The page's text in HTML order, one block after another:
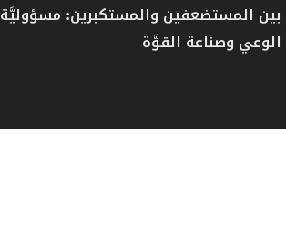
بين المستضعفين والمستكبرين: مسؤوليَّة
الوعي وصناعة القوَّة